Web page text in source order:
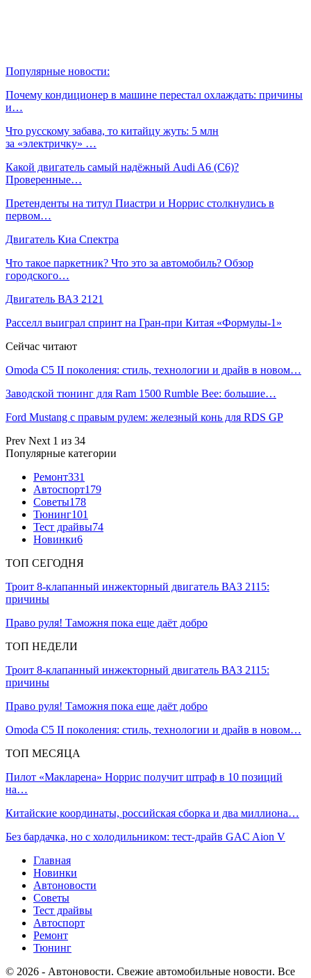
Популярные новости:
Почему кондиционер в машине перестал охлаждать: причины
и…
Что русскому забава, то китайцу жуть: 5 млн
за «электричку» …
Какой двигатель самый надёжный Audi A6 (С6)?
Проверенные…
Претенденты на титул Пиастри и Норрис столкнулись в
первом…
Двигатель Киа Спектра
Что такое паркетник? Что это за автомобиль? Обзор
городского…
Двигатель ВАЗ 2121
Расселл выиграл спринт на Гран‑при Китая «Формулы‑1»
Сейчас читают
Omoda C5 II поколения: стиль, технологии и драйв в новом…
Заводской тюнинг для Ram 1500 Rumble Bee: большие…
Ford Mustang с правым рулем: железный конь для RDS GP
Prev Next 1 из 34
Популярные категории
Ремонт331
Автоспорт179
Советы178
Тюнинг101
Тест драйвы74
Новинки6
ТОП СЕГОДНЯ
Троит 8-клапанный инжекторный двигатель ВАЗ 2115:
причины
Право руля! Таможня пока еще даёт добро
ТОП НЕДЕЛИ
Троит 8-клапанный инжекторный двигатель ВАЗ 2115:
причины
Право руля! Таможня пока еще даёт добро
Omoda C5 II поколения: стиль, технологии и драйв в новом…
ТОП МЕСЯЦА
Пилот «Макларена» Норрис получит штраф в 10 позиций
на…
Китайские координаты, российская сборка и два миллиона…
Без бардачка, но с холодильником: тест-драйв GAC Aion V
Главная
Новинки
Автоновости
Советы
Тест драйвы
Автоспорт
Ремонт
Тюнинг
© 2026 - Автоновости. Свежие автомобильные новости. Все